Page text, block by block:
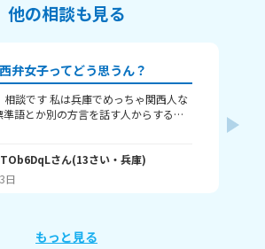
他の相談も見る
弁女子ってどう思うん？
相談です 私は兵庫でめっちゃ関西人な
準語とか別の方言を話す人からする
ボケとツッコミとかなさそうやし、
たれんのかなぁって！ 別に普通の時
？まあゆるめにみんな使っとぉけど、
通の会話で話す時も、気が強そうみた
さん(13さい・ 兵庫)
日
もっと見る